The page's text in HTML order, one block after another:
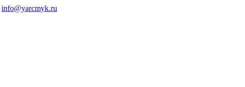
info@yarcmyk.ru